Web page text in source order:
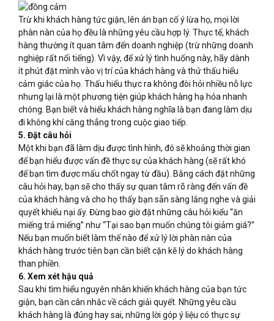
Trừ khi khách hàng tức giận, lên án bạn cố ý lừa họ, mọi lời
phàn nàn của họ đều là những yêu cầu hợp lý. Thực tế, khách
hàng thường ít quan tâm đến doanh nghiệp (trừ những doanh
nghiệp rất nổi tiếng). Vì vậy, để xử lý tình huống này, hãy dành
ít phút đặt mình vào vị trí của khách hàng và thử thấu hiểu
cảm giác của họ. Thấu hiểu thực ra không đòi hỏi nhiều nỗ lực
nhưng lại là một phương tiện giúp khách hàng hạ hỏa nhanh
chóng. Bạn biết và hiểu khách hàng nghĩa là bạn đang làm dịu
đi không khí căng thẳng trong cuộc giao tiếp.
5. Đặt câu hỏi
Một khi bạn đã làm dịu được tình hình, đó sẽ khoảng thời gian
để bạn hiểu được vấn đề thực sự của khách hàng (sẽ rất khó
để bạn tìm được mấu chốt ngay từ đầu). Bằng cách đặt những
câu hỏi hay, bạn sẽ cho thấy sự quan tâm rõ ràng đến vấn đề
của khách hàng và cho họ thấy bạn sẵn sàng lắng nghe và giải
quyết khiếu nại ấy. Đừng bao giờ đặt những câu hỏi kiểu “ăn
miếng trả miếng” như “Tại sao bạn muốn chúng tôi giảm giá?”
Nếu bạn muốn biết làm thế nào để xử lý lời phàn nàn của
khách hàng trước tiên bạn cần biết cặn kẽ lý do khách hàng
than phiền.
6. Xem xét hậu quả
Sau khi tìm hiểu nguyên nhân khiến khách hàng của bạn tức
giận, bạn cần cân nhắc về cách giải quyết. Những yêu cầu
khách hàng là đúng hay sai, những lời góp ý liệu có thực sự